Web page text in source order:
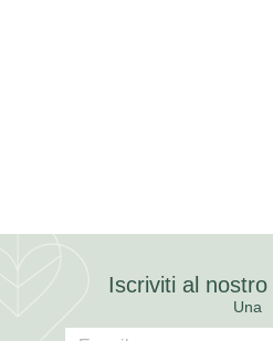
Iscriviti al nostro
Una